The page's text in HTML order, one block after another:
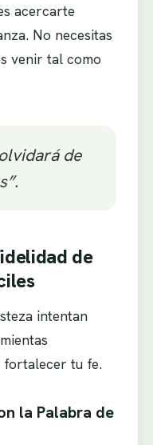
acercarte
No necesitas
venir tal como
de
de
intentan
tu fe.
la Palabra de